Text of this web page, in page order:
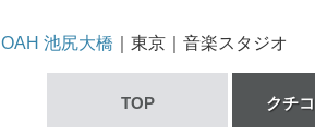
池尻大橋 ｜東京｜音楽スタジオ
TOP クチ